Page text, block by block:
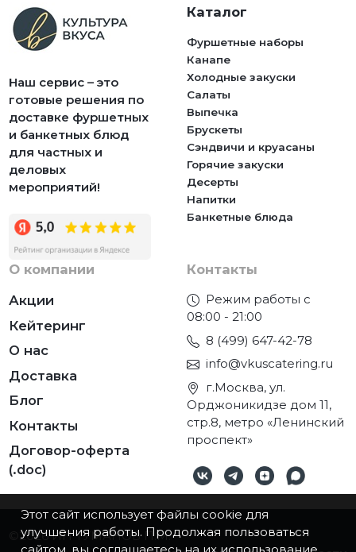
Наш сервис – это
готовые решения по
доставке фуршетных
и банкетных блюд
для частных и
деловых
мероприятий!
Каталог
Фуршетные наборы
Канапе
Холодные закуски
Салаты
Выпечка
Брускеты
Сэндвичи и круасаны
Горячие закуски
Десерты
Напитки
Банкетные блюда
О компании
Акции
Кейтеринг
О нас
Доставка
Блог
Контакты
Договор-оферта
(.doc)
Контакты
Режим работы с
08:00 - 21:00
8 (499) 647-42-78
info@vkuscatering.ru
г.Москва, ул.
Орджоникидзе дом 11,
стр.8, метро «Ленинский
проспект»
©2026ИП ТУМАНОВ П.М.
Этот сайт использует файлы cookie для
улучшения работы. Продолжая пользоваться
сайтом, вы соглашаетесь на их использование.